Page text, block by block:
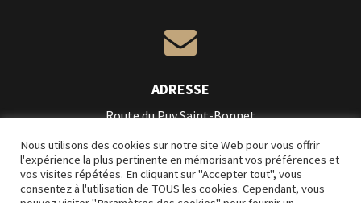

ADRESSE
Route du Puy Saint-Bonnet
CréationL’Impression Créative
Nous utilisons des cookies sur notre site Web pour vous offrir
l'expérience la plus pertinente en mémorisant vos préférences et
vos visites répétées. En cliquant sur "Accepter tout", vous
consentez à l'utilisation de TOUS les cookies. Cependant, vous